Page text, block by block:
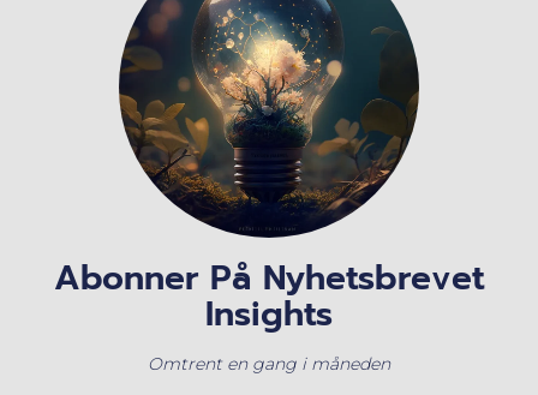
Abonner På Nyhetsbrevet
Insights
Omtrent en gang i måneden